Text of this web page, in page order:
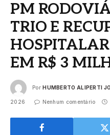
PM
TRIO E
EM R$ 3
Por HUMBERTO ALIPERTI
2026 Nenhum comentário